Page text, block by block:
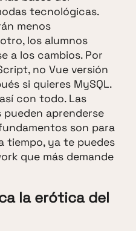
tecnológicas.
menos
los alumnos
a los cambios. Por
no Vue versión
si quieres MySQL.
con todo. Las
aprenderse
son para
tiempo, ya te puedes
que más demande
la erótica del